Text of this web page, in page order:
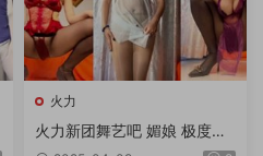
火力
火力新团舞艺吧 媚娘 极度诱
惑顶胯热舞 第28期 10V/1.65